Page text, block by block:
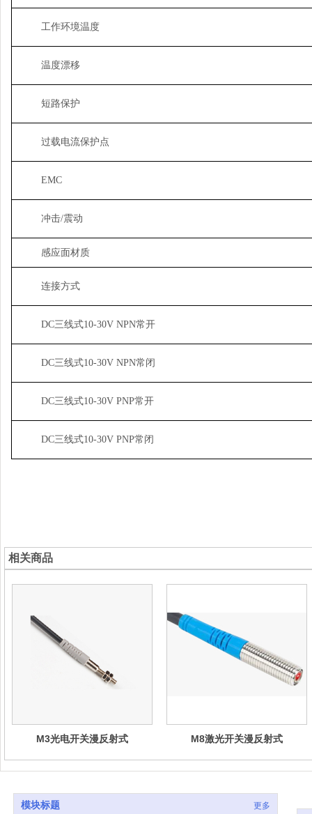
工作环境温度
温度漂移
短路保护
过载电流保护点
EMC
冲击/震动
感应面材质
连接方式
DC三线式10-30V NPN常开
DC三线式10-30V NPN常闭
DC三线式10-30V PNP常开
DC三线式10-30V PNP常闭
相关商品
M3光电开关漫反射式 M8激光开关漫反射式
模块标题 更多